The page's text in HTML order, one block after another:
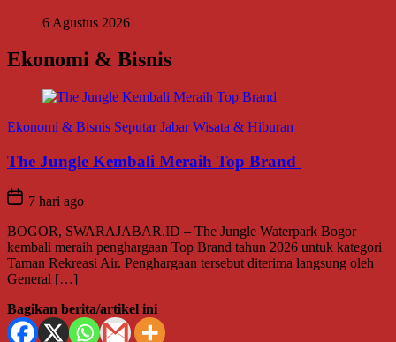
6 Agustus 2026
Ekonomi & Bisnis
Ekonomi & Bisnis Seputar Jabar Wisata & Hiburan
The Jungle Kembali Meraih Top Brand
7 hari ago
BOGOR, SWARAJABAR.ID – The Jungle Waterpark Bogor
kembali meraih penghargaan Top Brand tahun 2026 untuk kategori
Taman Rekreasi Air. Penghargaan tersebut diterima langsung oleh
General […]
Bagikan berita/artikel ini